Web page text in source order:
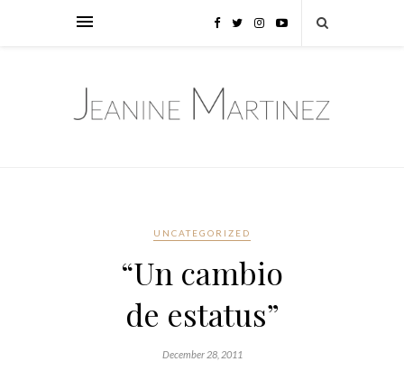
UNCATEGORIZED
“Un cambio
de estatus”
December 28, 2011